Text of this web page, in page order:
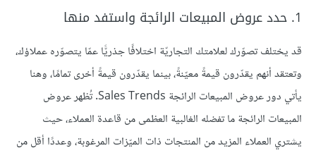
1. حدد عروض المبيعات الرائجة واستفد منها
قد يختلف تصوّرك لعلامتك التجاريّة اختلافًا جذريًّا عمّا يتصوّره عملاؤك،
وتعتقد أنهم يقدّرون قيمةً معيّنةً، بينما يقدّرون قيمةً أخرى تمامًا، وهنا
يأتي دور عروض المبيعات الرائجة Sales Trends. تُظهر عروض
المبيعات الرائجة ما تفضله الغالبية العظمى من قاعدة العملاء، حيث
يشتري العملاء المزيد من المنتجات ذات الميّزات المرغوبة، وعددًا أقل من